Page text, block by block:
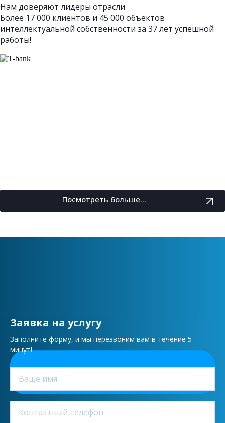
Нам доверяют лидеры отрасли
Более 17 000 клиентов и 45 000 объектов
интеллектуальной собственности за 37 лет успешной
работы!
Посмотреть больше...
Заявка на услугу
Заполните форму, и мы перезвоним вам в течение 5
минут!